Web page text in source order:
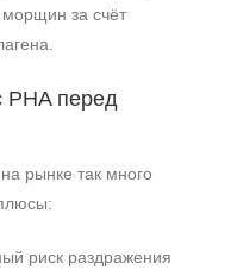
за счёт
PHA перед
рынке так много
риск раздражения